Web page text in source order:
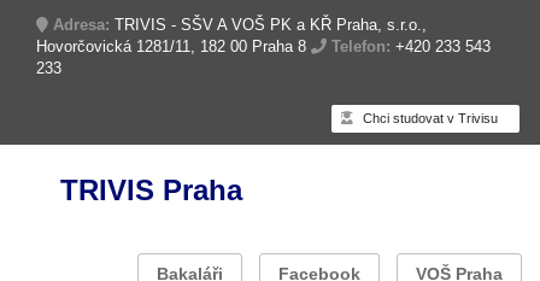
Adresa: TRIVIS - SŠV A VOŠ PK a KŘ Praha, s.r.o.,
Hovorčovická 1281/11, 182 00 Praha 8
Telefon: +420 233 543
233
Chci studovat v Trivisu
TRIVIS Praha
Bakaláři Facebook VOŠ Praha